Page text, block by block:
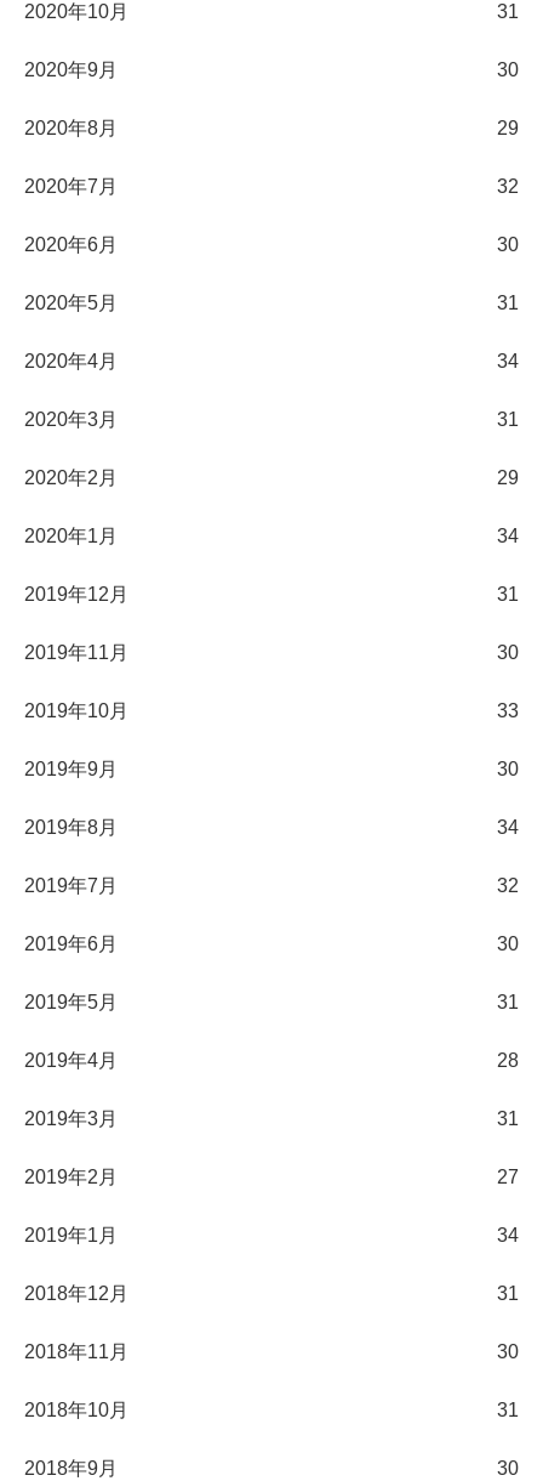
2020年10月 31
2020年9月 30
2020年8月 29
2020年7月 32
2020年6月 30
2020年5月 31
2020年4月 34
2020年3月 31
2020年2月 29
2020年1月 34
2019年12月 31
2019年11月 30
2019年10月 33
2019年9月 30
2019年8月 34
2019年7月 32
2019年6月 30
2019年5月 31
2019年4月 28
2019年3月 31
2019年2月 27
2019年1月 34
2018年12月 31
2018年11月 30
2018年10月 31
2018年9月 30